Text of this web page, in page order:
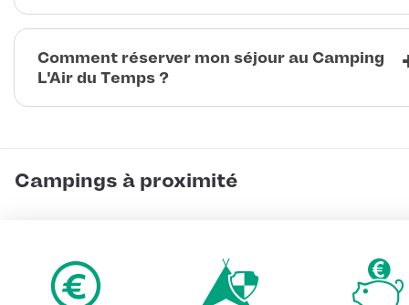
Comment réserver mon séjour au Camping
L'Air du Temps ?
Campings à proximité